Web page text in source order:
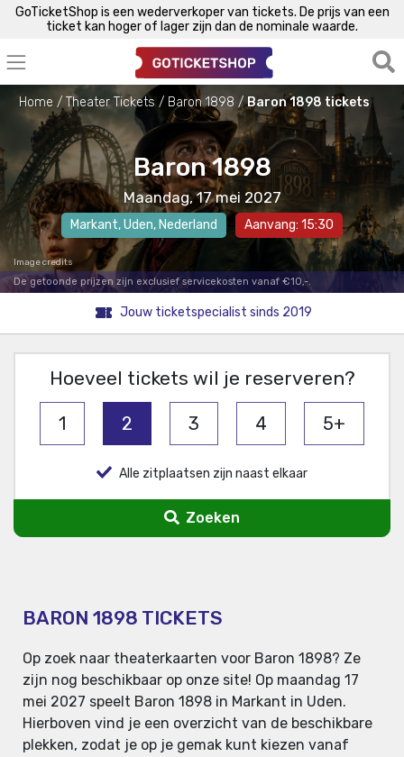
GoTicketShop is een wederverkoper van tickets. De prijs van een
ticket kan hoger of lager zijn dan de nominale waarde.
Home Theater Tickets Baron 1898 Baron 1898 tickets
Baron 1898
Maandag, 17 mei 2027
Markant,Uden, Nederland Aanvang: 15:30
Image credits
De getoonde prijzen zijn exclusief servicekosten vanaf €10,-.
Jouw ticketspecialist sinds 2019
Hoeveel tickets wil je reserveren?
1 2 3 4 5+
Alle zitplaatsen zijn naast elkaar
Zoeken
BARON 1898 TICKETS
Op zoek naar theaterkaarten voor Baron 1898? Ze
zijn nog beschikbaar op onze site! Op maandag 17
mei 2027 speelt Baron 1898 in Markant in Uden.
Hierboven vind je een overzicht van de beschikbare
plekken, zodat je op je gemak kunt kiezen vanaf